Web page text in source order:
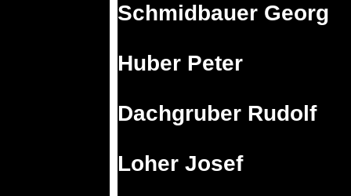
Schmidbauer Georg
Huber Peter
Dachgruber Rudolf
Loher Josef